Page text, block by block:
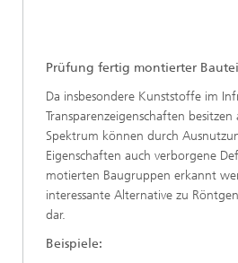
Prüfung fertig montierter
Da insbesondere Kunststoffe im
Transparenzeigenschaften besitzen
Spektrum können durch
Eigenschaften auch verborgene
motierten Baugruppen erkannt
interessante Alternative zu
dar.
Beispiele: